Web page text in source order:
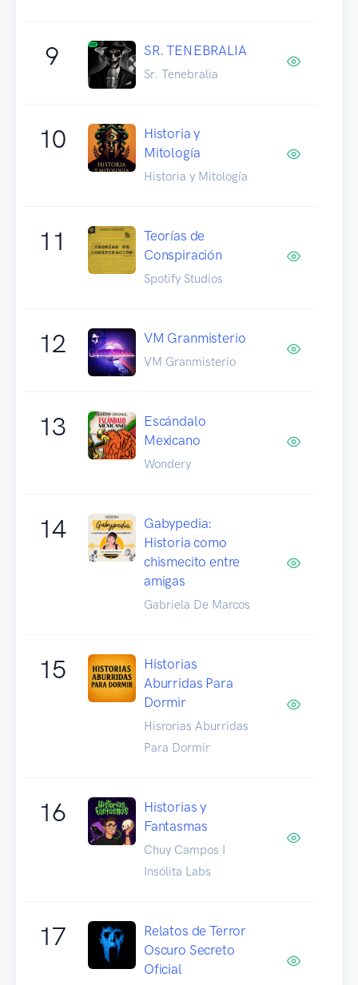
9 SR. TENEBRALIA
Sr. Tenebralia
10
Historia y
Mitología
Historia y Mitología
11
Teorías de
Conspiración
Spotify Studios
12 VM Granmisterio
VM Granmisterio
13
Escándalo
Mexicano
Wondery
14
Gabypedia:
Historia como
chismecito entre
amigas
Gabriela De Marcos
15
Historias
Aburridas Para
Dormir
Hisrorias Aburridas
Para Dormir
16
Historias y
Fantasmas
Chuy Campos I
Insólita Labs
17
Relatos de Terror
Oscuro Secreto
Oficial